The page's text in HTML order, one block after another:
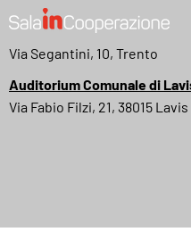
Via Segantini, 10, Trento
Auditorium Comunale di
Via Fabio Filzi, 21, 38015 Lavis